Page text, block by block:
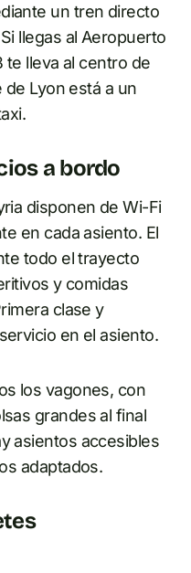
un tren directo
llegas al Aeropuerto
te lleva al centro de
de Lyon está a un
a bordo
disponen de Wi-Fi
en cada asiento. El
todo el trayecto
y comidas
clase y
en el asiento.
los vagones, con
grandes al final
asientos accesibles
adaptados.